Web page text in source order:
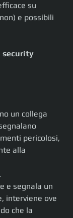
su
e possibili
security
un collega
pericolosi,
alla
e segnala un
interviene ove
che la